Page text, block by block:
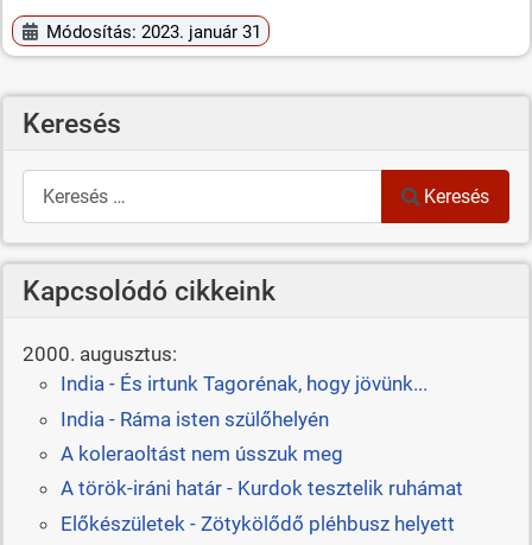
Módosítás: 2023. január 31
Keresés
Keresés
Keresés
Kapcsolódó cikkeink
2000. augusztus:
India - És irtunk Tagorénak, hogy jövünk...
India - Ráma isten szülőhelyén
A koleraoltást nem ússzuk meg
A török-iráni határ - Kurdok tesztelik ruhámat
Előkészületek - Zötykölődő pléhbusz helyett